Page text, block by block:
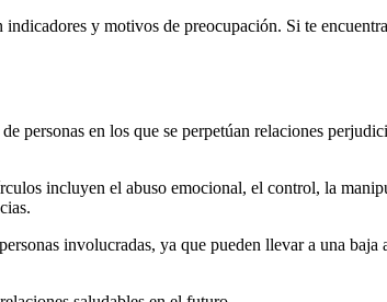
y motivos de preocupación. Si te
personas en los que se perpetúan relaciones
incluyen el abuso emocional, el control, la
involucradas, ya que pueden llevar a una baja